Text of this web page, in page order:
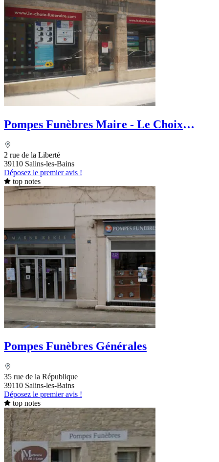
Pompes Funèbres Maire - Le Choix
2 rue de la Liberté
39110 Salins-les-Bains
Déposez le premier avis !
top notes
Pompes Funèbres Générales
35 rue de la République
39110 Salins-les-Bains
Déposez le premier avis !
top notes